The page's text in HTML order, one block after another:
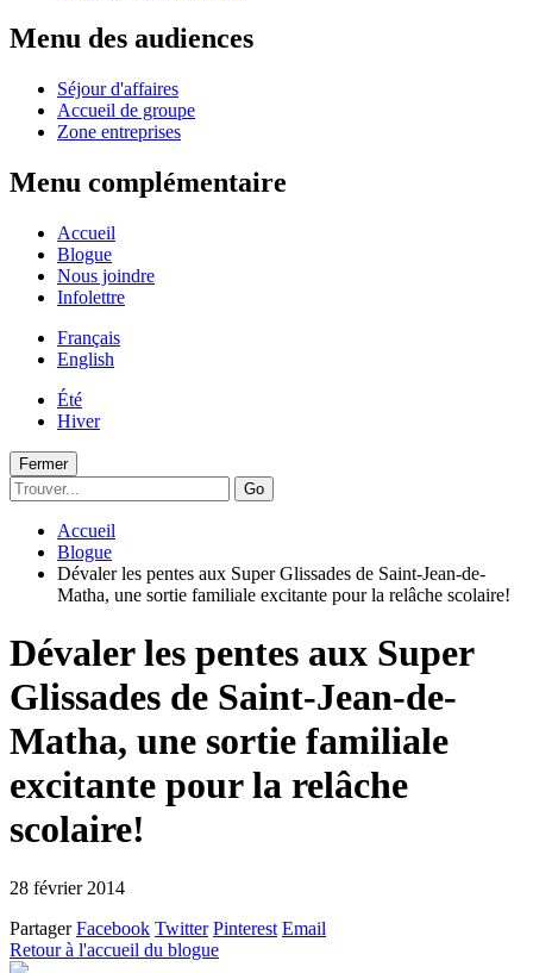
Menu des audiences
Séjour d'affaires
Accueil de groupe
Zone entreprises
Menu complémentaire
Accueil
Blogue
Nous joindre
Infolettre
Français
English
Été
Hiver
Fermer
Go
Accueil
Blogue
Dévaler les pentes aux Super Glissades de Saint-Jean-de-
Matha, une sortie familiale excitante pour la relâche scolaire!
Dévaler les pentes aux Super
Glissades de Saint-Jean-de-
Matha, une sortie familiale
excitante pour la relâche
scolaire!
28 février 2014
Partager Facebook Twitter Pinterest Email
Retour à l'accueil du blogue